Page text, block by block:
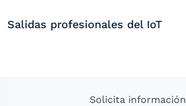
Salidas profesionales del IoT
Solicita información